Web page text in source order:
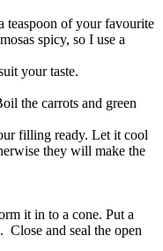
teaspoon of your favourite
spicy, so I use a
your taste.
the carrots and green
filling ready. Let it cool
they will make the
it in to a cone. Put a
and seal the open